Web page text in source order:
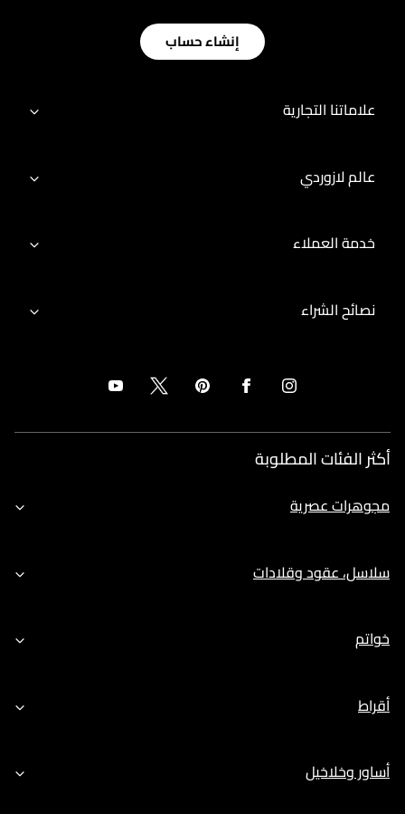
إنشاء حساب
علاماتنا التجارية
عالم لازوردي
خدمة العملاء
نصائح الشراء
أكثر الفئات المطلوبة
مجوهرات عصرية
سلاسل، عقود وقلادات
خواتم
أقراط
أساور وخلاخيل